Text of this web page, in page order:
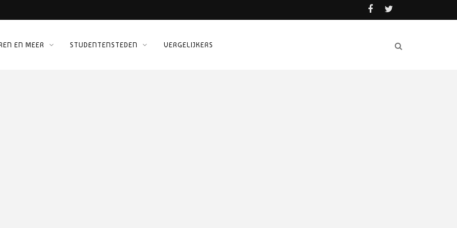
EN MEER STUDENTENSTEDEN VERGELIJKERS